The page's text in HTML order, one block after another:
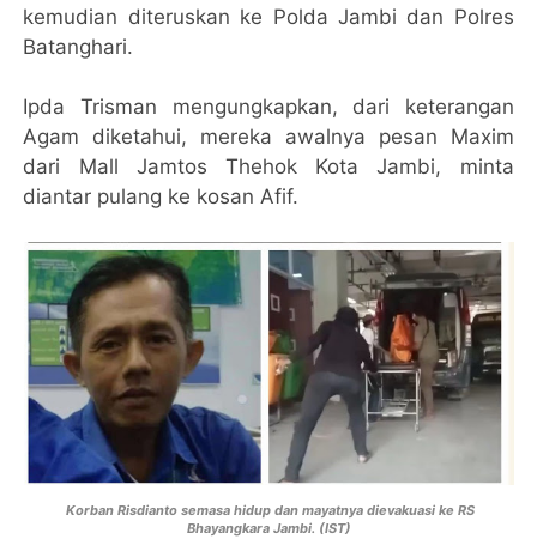
kemudian diteruskan ke Polda Jambi dan Polres
Batanghari.
Ipda Trisman mengungkapkan, dari keterangan
Agam diketahui, mereka awalnya pesan Maxim
dari Mall Jamtos Thehok Kota Jambi, minta
diantar pulang ke kosan Afif.
Korban Risdianto semasa hidup dan mayatnya dievakuasi ke RS
Bhayangkara Jambi. (IST)